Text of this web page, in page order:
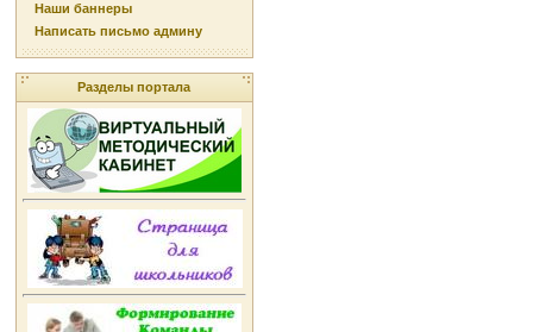
Наши баннеры
Написать письмо админу
Разделы портала